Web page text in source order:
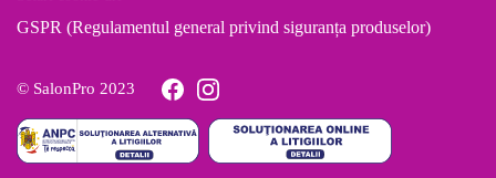
GSPR (Regulamentul general privind siguranța produselor)
© SalonPro 2023